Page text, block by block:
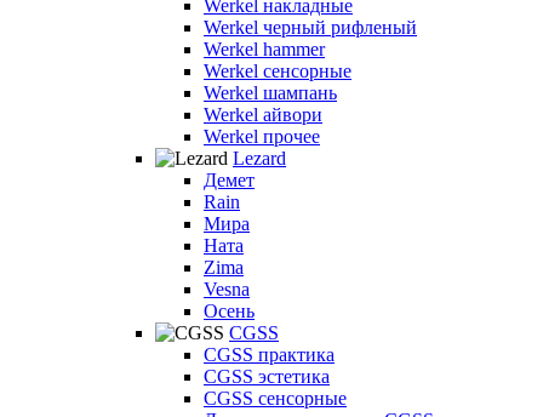
Werkel накладные
Werkel черный рифленый
Werkel hammer
Werkel сенсорные
Werkel шампань
Werkel айвори
Werkel прочее
Lezard
Демет
Rain
Мира
Ната
Zima
Vesna
Осень
CGSS
CGSS практика
CGSS эстетика
CGSS сенсорные